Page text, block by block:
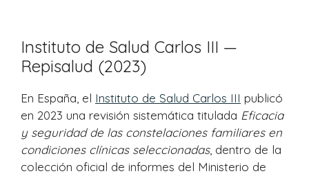
Instituto de Salud Carlos III —
Repisalud (2023)
En España, el Instituto de Salud Carlos III publicó
en 2023 una revisión sistemática titulada Eficacia
y seguridad de las constelaciones familiares en
condiciones clínicas seleccionadas, dentro de la
colección oficial de informes del Ministerio de